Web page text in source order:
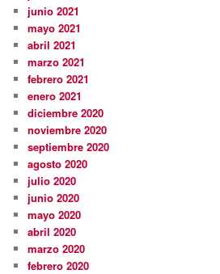
junio 2021
mayo 2021
abril 2021
marzo 2021
febrero 2021
enero 2021
diciembre 2020
noviembre 2020
septiembre 2020
agosto 2020
julio 2020
junio 2020
mayo 2020
abril 2020
marzo 2020
febrero 2020